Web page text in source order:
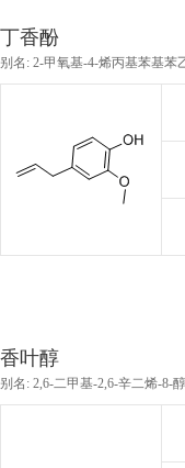
丁香酚
香叶醇
别名: 2,6-二甲基-2,6-辛二烯-8-